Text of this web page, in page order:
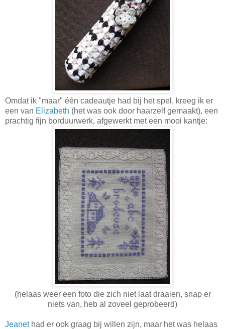
Omdat ik "maar" één cadeautje had bij het spel, kreeg ik er
een van Elizabeth (het was ook door haarzelf gemaakt), een
prachtig fijn borduurwerk, afgewerkt met een mooi kantje:
(helaas weer een foto die zich niet laat draaien, snap er
niets van, heb al zoveel geprobeerd)
Jeanethad er ook graag bij willen zijn, maar het was helaas